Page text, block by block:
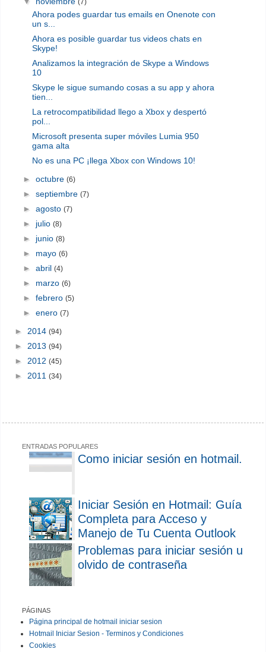
(7)
Ahora podes guardar tus emails en Onenote con
un s...
Ahora es posible guardar tus videos chats en
Skype!
Analizamos la integración de Skype a Windows
10
Skype le sigue sumando cosas a su app y ahora
tien...
La retrocompatibilidad llego a Xbox y despertó
pol...
Microsoft presenta super móviles Lumia 950
gama alta
No es una PC ¡llega Xbox con Windows 10!
►octubre(6)
►septiembre(7)
►agosto(7)
► julio(8)
► junio(8)
► mayo(6)
►abril(4)
► marzo(6)
►febrero(5)
►enero(7)
► 2014 (94)
► 2013 (94)
► 2012 (45)
► 2011 (34)
ENTRADAS POPULARES
Como iniciar sesión en hotmail.
Iniciar Sesión en Hotmail: Guía
Completa para Acceso y
Manejo de Tu Cuenta Outlook
Problemas para iniciar sesión u
olvido de contraseña
PÁGINAS
Página principal de hotmail iniciar sesion
Hotmail Iniciar Sesion - Terminos y Condiciones
Cookies